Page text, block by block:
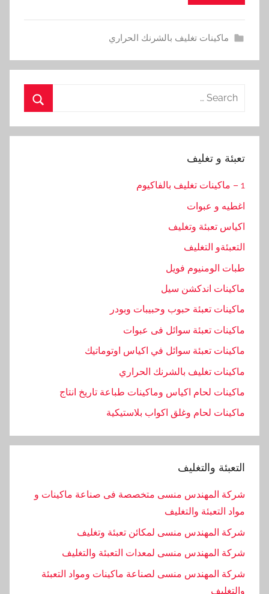
ماكينات تغليف بالشرنك الحراري
Search
تعبئة و تغليف
1 – ماكينات تغليف بالفاكيوم
اغطيه و عبوات
اكياس تعبئة وتغليف
التعبئةو التغليف
طبات الومنيوم فويل
ماكينات اندكشن سيل
ماكينات تعبئة حبوب وحبيبات وبودر
ماكينات تعبئة سوائل فى عبوات
ماكينات تعبئة سوائل في اكياس اوتوماتيك
ماكينات تغليف بالشرنك الحراري
ماكينات لحام اكياس وماكينات طباعة تاريخ انتاج
ماكينات لحام وغلق اكواب بلاستيكية
التعبئة والتغليف
شركة المهندس منسى متخصصة فى صناعة ماكينات و
مواد التعبئة والتغليف
شركة المهندس منسى لمكائن تعبئة وتغليف
شركة المهندس منسى لمعدات التعبئة والتغليف
شركة المهندس منسى لصناعة ماكينات ومواد التعبئة
والتغليف